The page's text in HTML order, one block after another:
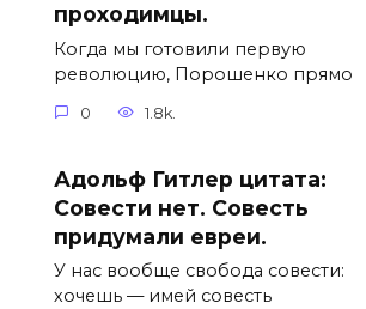
проходимцы.
Когда мы готовили первую
революцию, Порошенко прямо
0 1.8k.
Адольф Гитлер цитата:
Совести нет. Совесть
придумали евреи.
У нас вообще свобода совести:
хочешь — имей совесть